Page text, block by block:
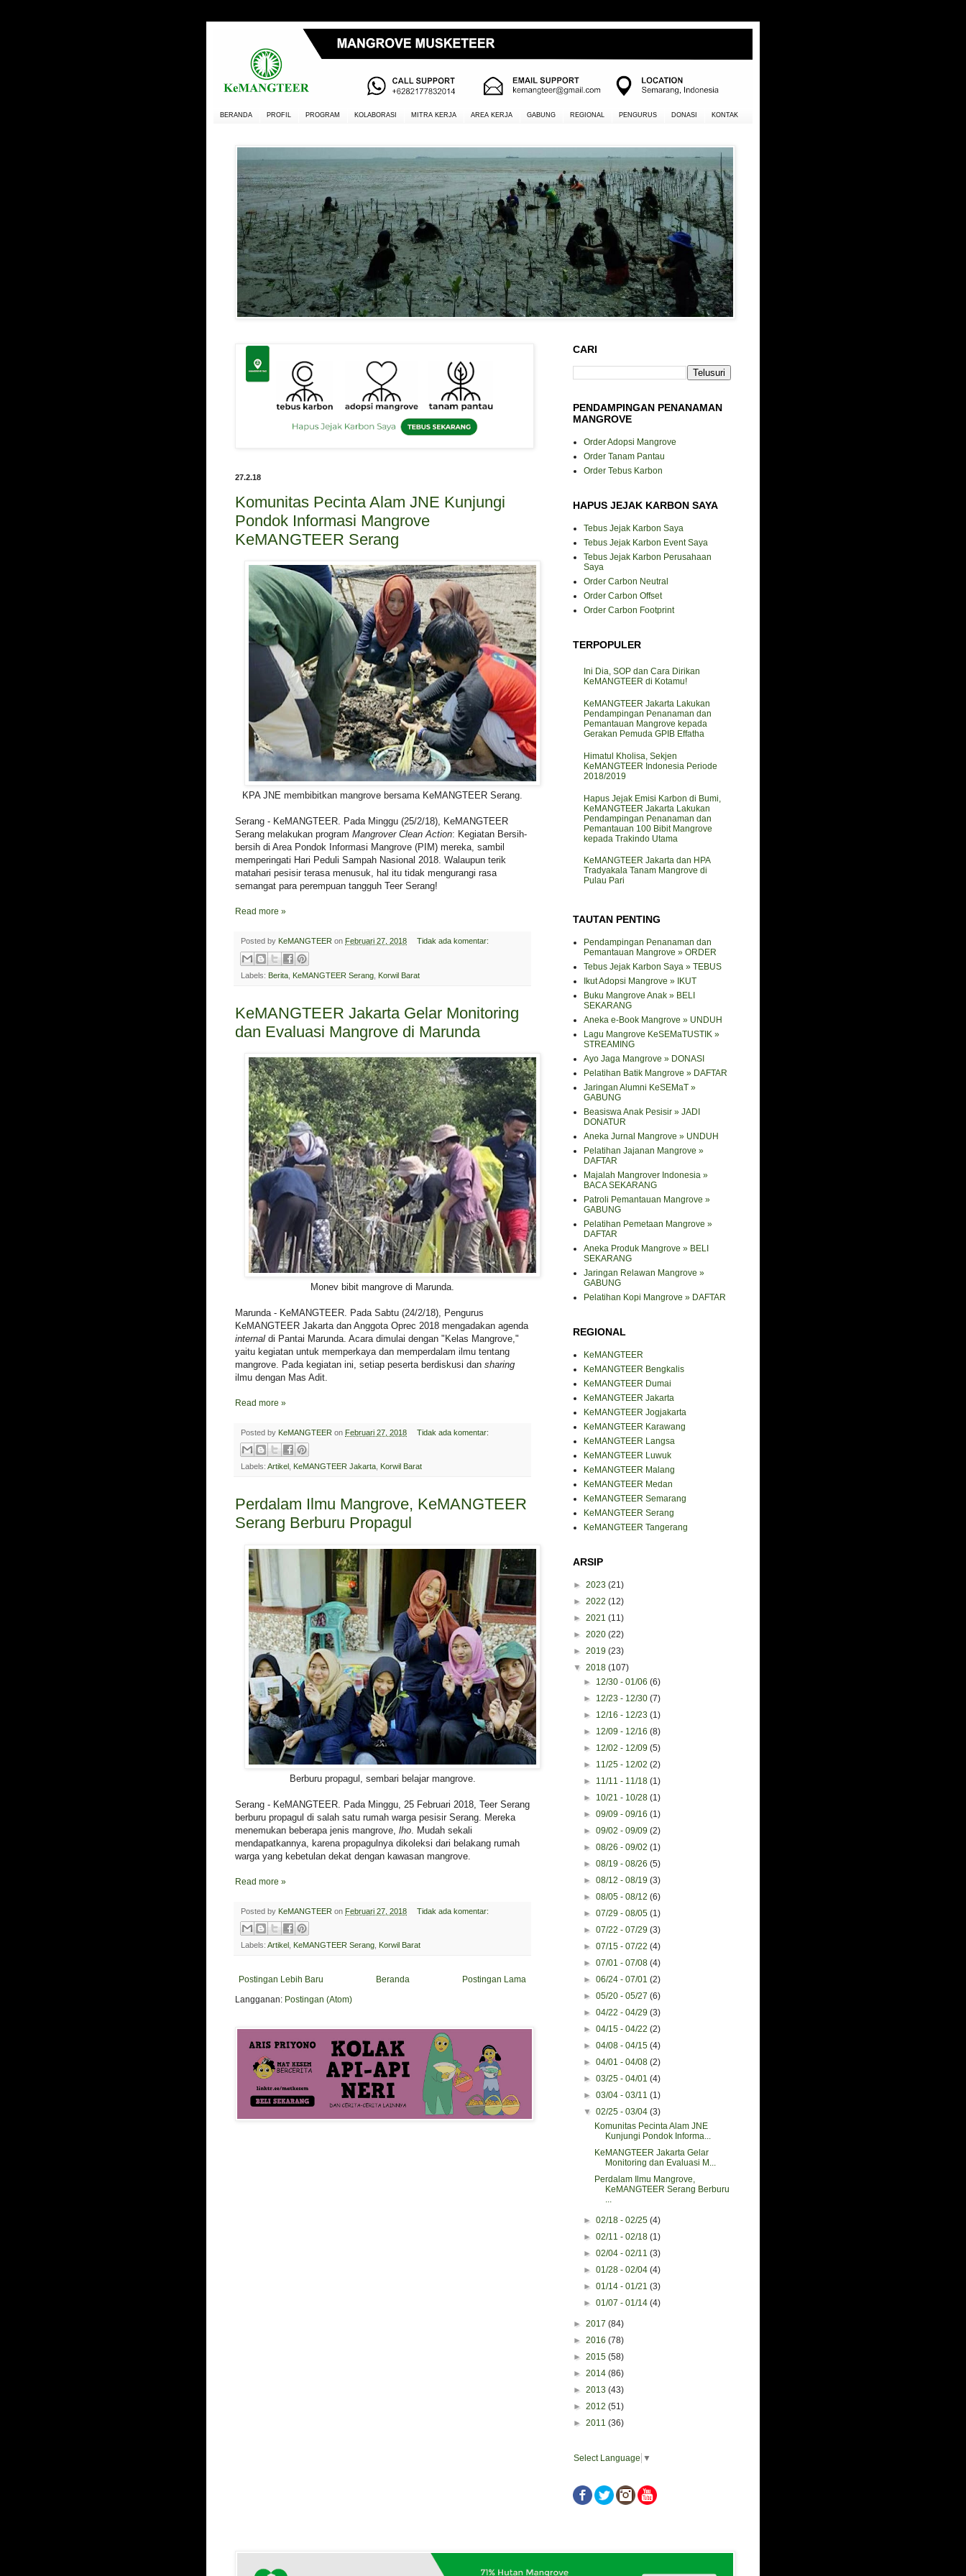
BERANDA PROFIL PROGRAM KOLABORASI MITRA KERJA AREA KERJA GABUNG REGIONAL PENGURUS DONASI KONTAK
27.2.18
Komunitas Pecinta Alam JNE Kunjungi
Pondok Informasi Mangrove
KeMANGTEER Serang
KPA JNE membibitkan mangrove bersama KeMANGTEER Serang.
Serang - KeMANGTEER. Pada Minggu (25/2/18), KeMANGTEER
Serang melakukan program Mangrover Clean Action: Kegiatan Bersih-
bersih di Area Pondok Informasi Mangrove (PIM) mereka, sambil
memperingati Hari Peduli Sampah Nasional 2018. Walaupun terik
matahari pesisir terasa menusuk, hal itu tidak mengurangi rasa
semangat para perempuan tangguh Teer Serang!
Read more »
Posted by KeMANGTEER on Februari 27, 2018 Tidak ada komentar:
Labels: Berita KeMANGTEER Serang Korwil Barat
KeMANGTEER Jakarta Gelar Monitoring
dan Evaluasi Mangrove di Marunda
Monev bibit mangrove di Marunda.
Marunda - KeMANGTEER. Pada Sabtu (24/2/18), Pengurus
KeMANGTEER Jakarta dan Anggota Oprec 2018 mengadakan agenda
internal di Pantai Marunda. Acara dimulai dengan "Kelas Mangrove,"
yaitu kegiatan untuk memperkaya dan memperdalam ilmu tentang
mangrove. Pada kegiatan ini, setiap peserta berdiskusi dan sharing
ilmu dengan Mas Adit.
Read more »
Posted by KeMANGTEER on Februari 27, 2018 Tidak ada komentar:
Labels: Artikel , KeMANGTEER Jakarta, Korwil Barat
Perdalam Ilmu Mangrove, KeMANGTEER
Serang Berburu Propagul
Berburu propagul, sembari belajar mangrove.
Serang - KeMANGTEER. Pada Minggu, 25 Februari 2018, Teer Serang
berburu propagul di salah satu rumah warga pesisir Serang. Mereka
menemukan beberapa jenis mangrove, lho . Mudah sekali
mendapatkannya, karena propagulnya dikoleksi dari belakang rumah
warga yang kebetulan dekat dengan kawasan mangrove.
Read more »
Posted by KeMANGTEER on Februari 27, 2018 Tidak ada komentar:
Labels: Artikel KeMANGTEER Serang Korwil Barat
Postingan Lebih Baru Postingan Lama
Beranda
Langganan: Postingan (Atom)
CARI
PENDAMPINGAN PENANAMAN
MANGROVE
Order Adopsi Mangrove
Order Tanam Pantau
Order Tebus Karbon
HAPUS JEJAK KARBON SAYA
Tebus Jejak Karbon Saya
Tebus Jejak Karbon Event Saya
Tebus Jejak Karbon Perusahaan
Saya
Order Carbon Neutral
Order Carbon Offset
Order Carbon Footprint
TERPOPULER
Ini Dia, SOP dan Cara Dirikan
KeMANGTEER di Kotamu!
KeMANGTEER Jakarta Lakukan
Pendampingan Penanaman dan
Pemantauan Mangrove kepada
Gerakan Pemuda GPIB Effatha
Himatul Kholisa, Sekjen
KeMANGTEER Indonesia Periode
2018/2019
Hapus Jejak Emisi Karbon di Bumi,
KeMANGTEER Jakarta Lakukan
Pendampingan Penanaman dan
Pemantauan 100 Bibit Mangrove
kepada Trakindo Utama
KeMANGTEER Jakarta dan HPA
Tradyakala Tanam Mangrove di
Pulau Pari
TAUTAN PENTING
Pendampingan Penanaman dan
Pemantauan Mangrove » ORDER
Tebus Jejak Karbon Saya » TEBUS
Ikut Adopsi Mangrove » IKUT
Buku Mangrove Anak » BELI
SEKARANG
Aneka e-Book Mangrove » UNDUH
Lagu Mangrove KeSEMaTUSTIK »
STREAMING
Ayo Jaga Mangrove » DONASI
Pelatihan Batik Mangrove » DAFTAR
Jaringan Alumni KeSEMaT »
GABUNG
Beasiswa Anak Pesisir » JADI
DONATUR
Aneka Jurnal Mangrove » UNDUH
Pelatihan Jajanan Mangrove »
DAFTAR
Majalah Mangrover Indonesia »
BACA SEKARANG
Patroli Pemantauan Mangrove »
GABUNG
Pelatihan Pemetaan Mangrove »
DAFTAR
Aneka Produk Mangrove » BELI
SEKARANG
Jaringan Relawan Mangrove »
GABUNG
Pelatihan Kopi Mangrove » DAFTAR
REGIONAL
KeMANGTEER
KeMANGTEER Bengkalis
KeMANGTEER Dumai
KeMANGTEER Jakarta
KeMANGTEER Jogjakarta
KeMANGTEER Karawang
KeMANGTEER Langsa
KeMANGTEER Luwuk
KeMANGTEER Malang
KeMANGTEER Medan
KeMANGTEER Semarang
KeMANGTEER Serang
KeMANGTEER Tangerang
ARSIP
► 2023 (21)
► 2022 (12)
► 2021 (11)
► 2020 (22)
► 2019 (23)
▼ 2018 (107)
► 12/30 - 01/06(6)
► 12/23 - 12/30(7)
► 12/16 - 12/23(1)
► 12/09 - 12/16(8)
► 12/02 - 12/09(5)
► 11/25 - 12/02(2)
► 11/11 - 11/18(1)
► 10/21 - 10/28(1)
►09/09 - 09/16(1)
►09/02 - 09/09(2)
►08/26 - 09/02(1)
►08/19 - 08/26(5)
►08/12 - 08/19(3)
►08/05 - 08/12(6)
►07/29 - 08/05(1)
►07/22 - 07/29(3)
►07/15 - 07/22(4)
►07/01 - 07/08(4)
►06/24 - 07/01(2)
►05/20 - 05/27(6)
►04/22 - 04/29(3)
►04/15 - 04/22(2)
►04/08 - 04/15(4)
►04/01 - 04/08(2)
►03/25 - 04/01(4)
►03/04 - 03/11(1)
▼02/25 - 03/04(3)
Komunitas Pecinta Alam JNE
Kunjungi Pondok Informa...
KeMANGTEER Jakarta Gelar
Monitoring dan Evaluasi M...
Perdalam Ilmu Mangrove,
KeMANGTEER Serang Berburu
►02/18 - 02/25(4)
►02/11 - 02/18(1)
►02/04 - 02/11(3)
►01/28 - 02/04(4)
►01/14 - 01/21(3)
►01/07 - 01/14(4)
► 2017 (84)
► 2016 (78)
► 2015 (58)
► 2014 (86)
► 2013 (43)
► 2012 (51)
► 2011 (36)
Select Language ▼